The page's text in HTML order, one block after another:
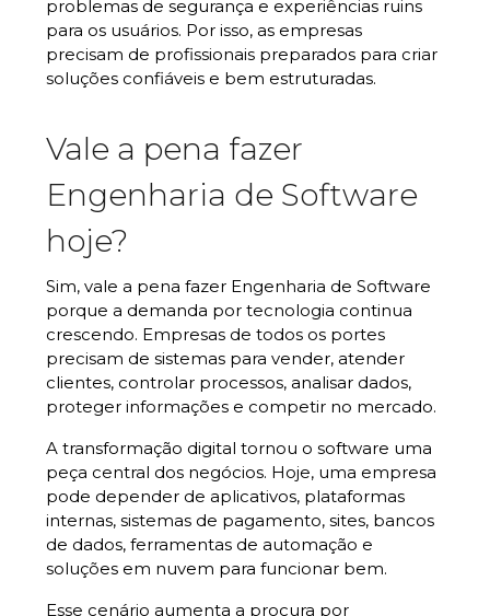
problemas de segurança e experiências ruins
para os usuários. Por isso, as empresas
precisam de profissionais preparados para criar
soluções confiáveis e bem estruturadas.
Vale a pena fazer
Engenharia de Software
hoje?
Sim, vale a pena fazer Engenharia de Software
porque a demanda por tecnologia continua
crescendo. Empresas de todos os portes
precisam de sistemas para vender, atender
clientes, controlar processos, analisar dados,
proteger informações e competir no mercado.
A transformação digital tornou o software uma
peça central dos negócios. Hoje, uma empresa
pode depender de aplicativos, plataformas
internas, sistemas de pagamento, sites, bancos
de dados, ferramentas de automação e
soluções em nuvem para funcionar bem.
Esse cenário aumenta a procura por